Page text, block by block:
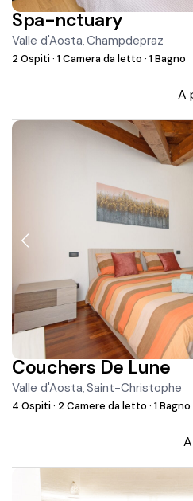
Spa-nctuary
Valle d'Aosta,Champdepraz
2 Ospiti· 1 Camera da letto· 1 Bagno
A
Couchers De Lune
Valle d'Aosta,Saint-Christophe
4 Ospiti· 2 Camere da letto· 1 Bagno